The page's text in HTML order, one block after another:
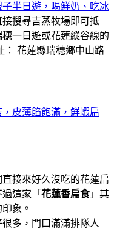
半日遊，喝鮮奶、吃冰
接搜尋吉蒸牧場即可抵
一日遊或花蓮縱谷線的
： 花蓮縣瑞穗鄉中山路
皮薄餡飽滿，鮮蝦扁
接來好久沒吃的花蓮扁
這家「 花蓮香扁食」其
象。
多，門口滿滿排隊人